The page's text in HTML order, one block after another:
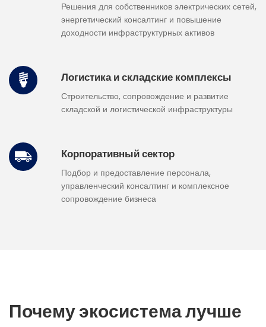
Решения для собственников электрических сетей,
энергетический консалтинг и повышение
доходности инфраструктурных активов
Логистика и складские комплексы
Строительство, сопровождение и развитие
складской и логистической инфраструктуры
Корпоративный сектор
Подбор и предоставление персонала,
управленческий консалтинг и комплексное
сопровождение бизнеса
Почему экосистема лучше